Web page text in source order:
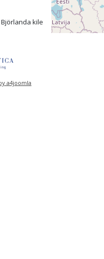
kile
a4joomla